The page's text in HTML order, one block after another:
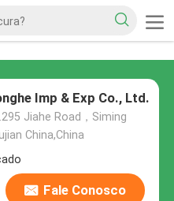
Imp & Exp Co., Ltd.
Jiahe Road，Siming
China,China
Fale Conosco